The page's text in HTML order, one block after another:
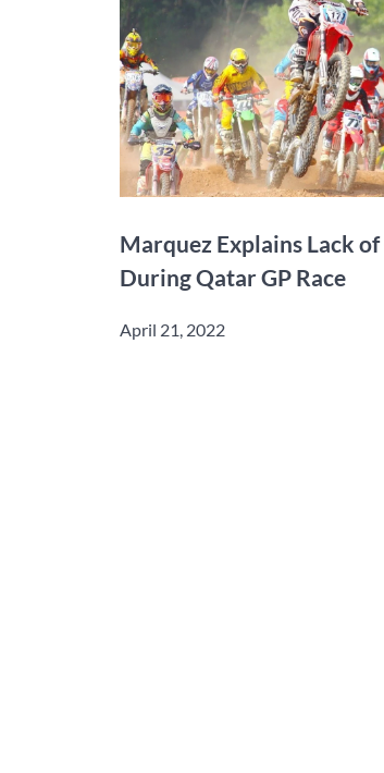
Marquez Explains Lack
During Qatar GP Race
April 21, 2022